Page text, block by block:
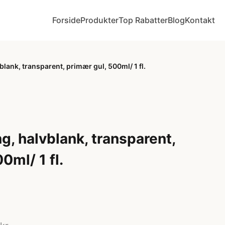
ForsideProdukterTop RabatterBlogKontakt
transparent, primær gul, 500ml/ 1 fl.
halvblank, transparent,
1 fl.